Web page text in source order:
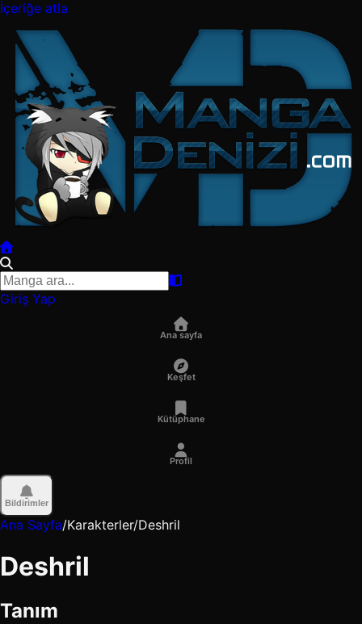
İçeriğe atla
Giriş Yap
Ana sayfa
Keşfet
Kütüphane
Profil
Bildirimler
Ana Sayfa/Karakterler/Deshril
Deshril
Tanım